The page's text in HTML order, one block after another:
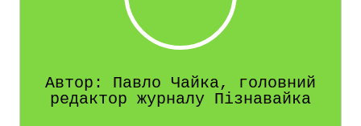
Автор: Павло Чайка, головний
редактор журналу Пізнавайка